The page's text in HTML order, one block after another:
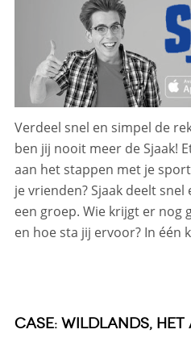
Verdeel snel en simpel de
ben jij nooit meer de Sjaak!
aan het stappen met je
je vrienden? Sjaak deelt
een groep. Wie krijgt er nog
en hoe sta jij ervoor? In één
CASE: WILDLANDS, HET